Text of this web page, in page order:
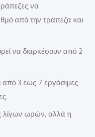
να
από την τράπεζα και
να διαρκέσουν από 2
από 3 έως 7 εργάσιμες
λίγων ωρών, αλλά η